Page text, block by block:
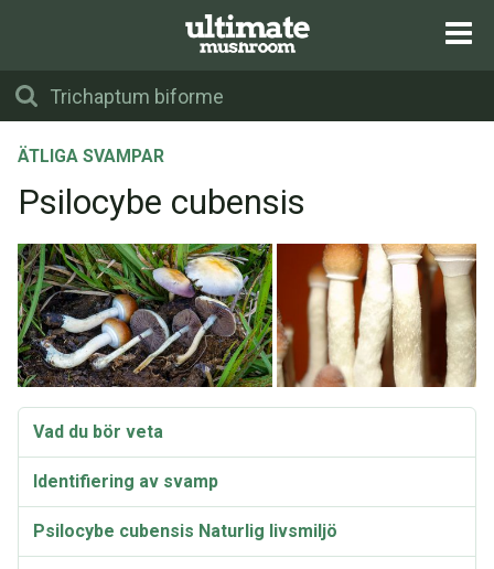
ÄTLIGA SVAMPAR
Psilocybe cubensis
Vad du bör veta
Identifiering av svamp
Psilocybe cubensis Naturlig livsmiljö